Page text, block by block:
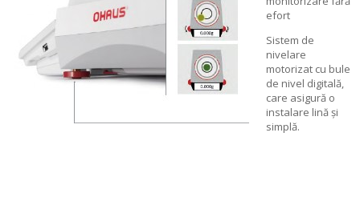
efort
Sistem de
nivelare
motorizat cu bule
de nivel digitală,
care asigură o
instalare lină și
simplă.